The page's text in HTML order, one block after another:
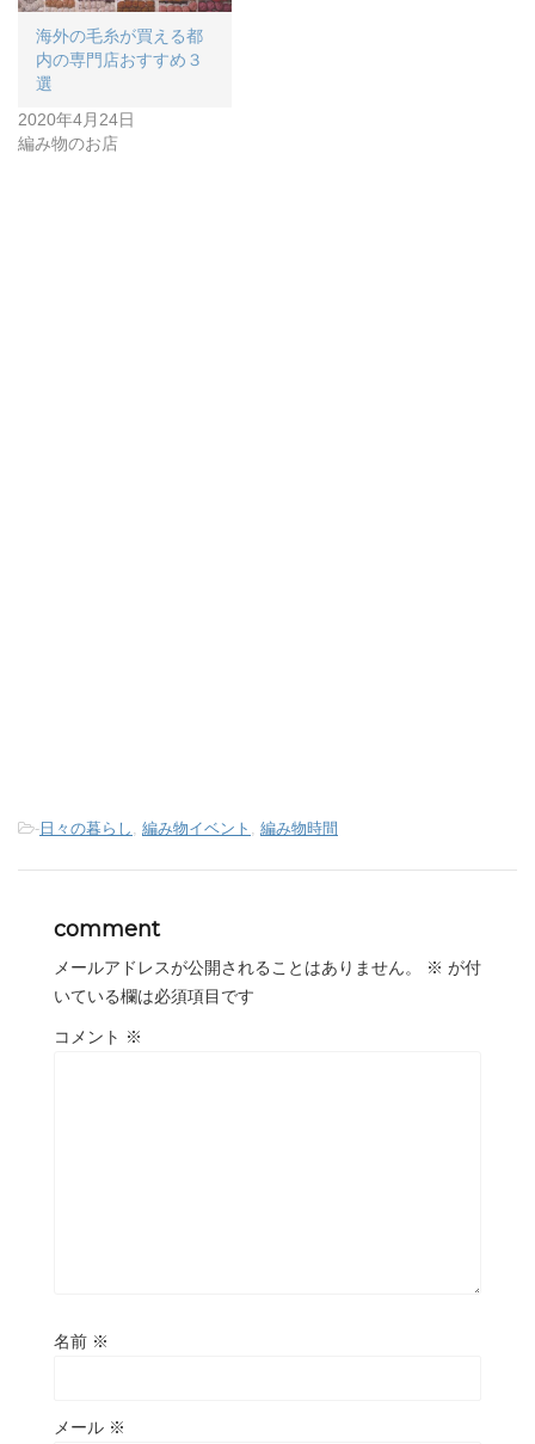
海外の毛糸が買える都
内の専門店おすすめ３
選
2020年4月24日
編み物のお店
- 日々の暮らし , 編み物イベント , 編み物時間
comment
メールアドレスが公開されることはありません。 ※ が付
いている欄は必須項目です
コメント ※
名前 ※
メール ※